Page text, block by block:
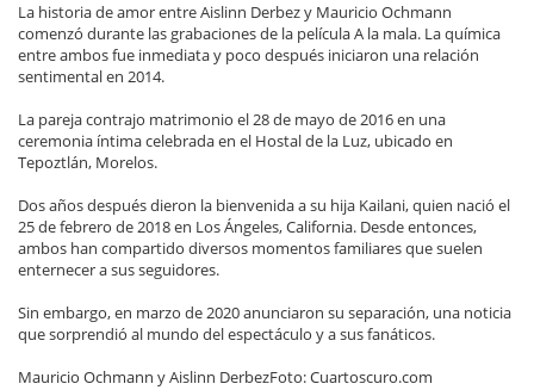
La historia de amor entre Aislinn Derbez y Mauricio Ochmann
comenzó durante las grabaciones de la película A la mala. La química
entre ambos fue inmediata y poco después iniciaron una relación
sentimental en 2014.
La pareja contrajo matrimonio el 28 de mayo de 2016 en una
ceremonia íntima celebrada en el Hostal de la Luz, ubicado en
Tepoztlán, Morelos.
Dos años después dieron la bienvenida a su hija Kailani, quien nació el
25 de febrero de 2018 en Los Ángeles, California. Desde entonces,
ambos han compartido diversos momentos familiares que suelen
enternecer a sus seguidores.
Sin embargo, en marzo de 2020 anunciaron su separación, una noticia
que sorprendió al mundo del espectáculo y a sus fanáticos.
Mauricio Ochmann y Aislinn DerbezFoto: Cuartoscuro.com